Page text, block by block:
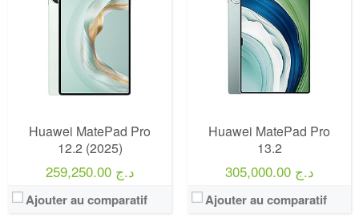
Huawei MatePad Pro
12.2 (2025)
259,250.00 د.ج
Ajouter au comparatif
Huawei MatePad Pro
13.2
305,000.00 د.ج
Ajouter au comparatif